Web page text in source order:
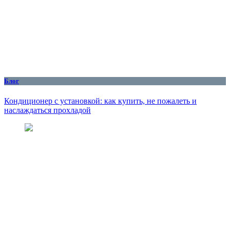
Блог
Кондиционер с установкой: как купить, не пожалеть и
наслаждаться прохладой